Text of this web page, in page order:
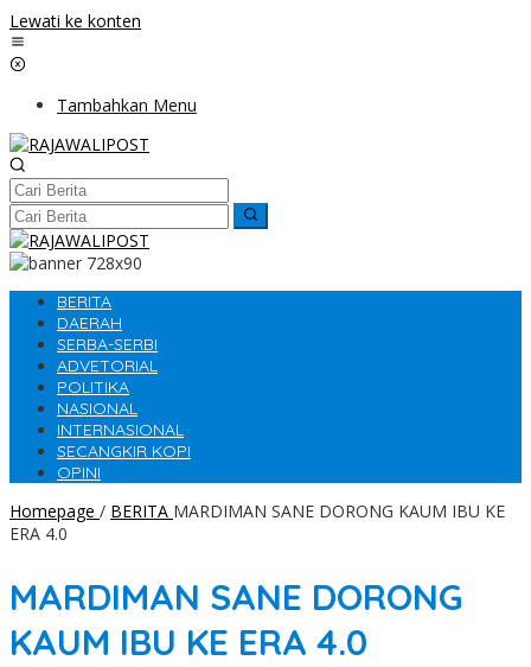
Lewati ke konten
Tambahkan Menu
BERITA
DAERAH
SERBA-SERBI
ADVETORIAL
POLITIKA
NASIONAL
INTERNASIONAL
SECANGKIR KOPI
OPINI
Homepage / BERITA MARDIMAN SANE DORONG KAUM IBU KE
ERA 4.0
MARDIMAN SANE DORONG
KAUM IBU KE ERA 4.0